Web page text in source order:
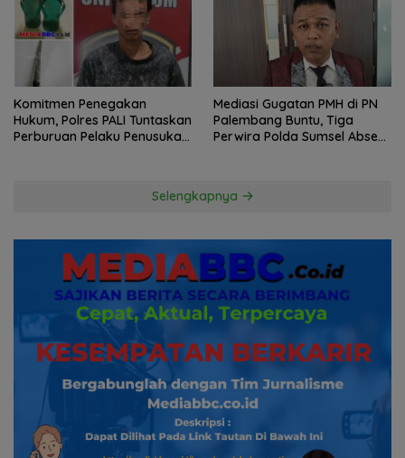
Komitmen Penegakan
Hukum, Polres PALI Tuntaskan
Perburuan Pelaku Penusukan
Mediasi Gugatan PMH di PN
Palembang Buntu, Tiga
Perwira Polda Sumsel Absen,
Selengkapnya